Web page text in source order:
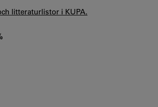
litteraturlistor i KUPA.